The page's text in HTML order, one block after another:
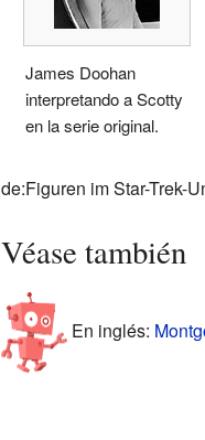
James Doohan
interpretando a Scotty
en la serie original.
de:Figuren im Star-Trek-
Véase también
En inglés: